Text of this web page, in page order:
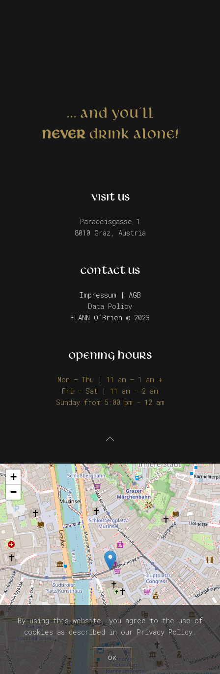
By using this website, you agree to the use of
cookies as described in our Privacy Policy.
OK
... AND YOU´LL
NEVERDRINK ALONE!
VISIT US
Paradeisgasse 1
8010 Graz, Austria
CONTACT US
Impressum | AGB
Data Policy
FLANN O´Brien © 2023
OPENING HOURS
Mon – Thu | 11 am – 1 am +
Fri – Sat | 11 am – 2 am
Sunday from 5:00 pm - 12 am
+
−